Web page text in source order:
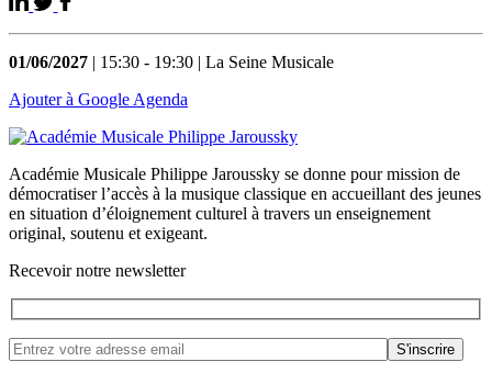
01/06/2027 | 15:30 - 19:30 | La Seine Musicale
Ajouter à Google Agenda
Académie Musicale Philippe Jaroussky se donne pour mission de
démocratiser l’accès à la musique classique en accueillant des jeunes
en situation d’éloignement culturel à travers un enseignement
original, soutenu et exigeant.
Recevoir notre newsletter